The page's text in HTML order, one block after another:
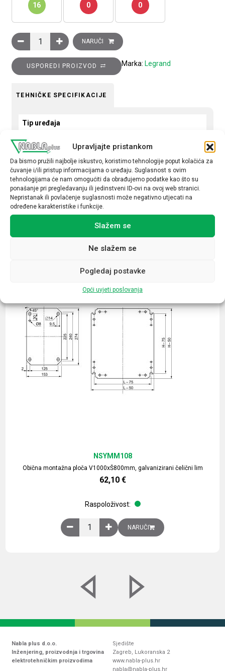
Upravljajte pristankom
Da bismo pružili najbolje iskustvo, koristimo tehnologije poput kolačića za
čuvanje i/ili pristup informacijama o uređaju. Suglasnost s ovim
tehnologijama će nam omogućiti da obrađujemo podatke kao što su
ponašanje pri pregledavanju ili jedinstveni ID-ovi na ovoj web stranici.
Nepristanak ili povlačenje suglasnosti može negativno utjecati na
određene karakteristike i funkcije.
Slažem se
Ne slažem se
Pogledaj postavke
Opći uvjeti poslovanja
16 0 0
Sklopka Clasia, 10A, osvijetljena bez simbola, bijela količina
NARUČI
USPOREDI PROIZVOD Marka: Legrand
TEHNIČKE SPECIFIKACIJE
Tip uređaja
Sklopka
obična
Povezani proizvodi
Obična montažna ploča V1000xŠ800mm, galvanizirani čelični lim
NSYMM108
62,10 €
Raspoloživost:
Obična montažna ploča V1000xŠ800mm,
NARUČI
Nabla plus d.o.o.
Inženjering, proizvodnja i trgovina
elektrotehničkim proizvodima
Sjedište
Zagreb, Lukoranska 2
www.nabla-plus.hr
nabla@nabla-plus.hr